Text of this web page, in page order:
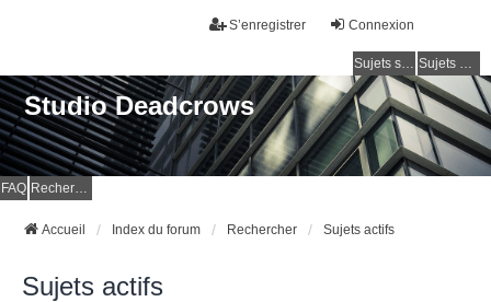
Connexion
S’enregistrer
Sujets sans réponse Sujets actifs
Studio Deadcrows
FAQ Rechercher
Accueil Index du forum Rechercher Sujets actifs
Sujets actifs